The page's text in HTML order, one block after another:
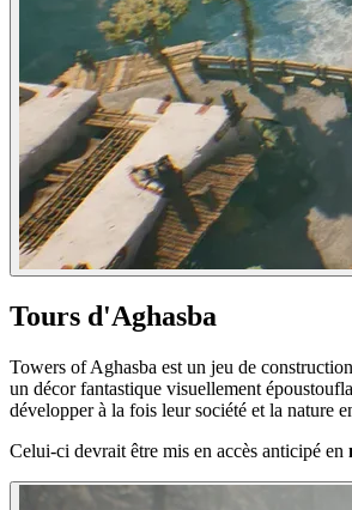
Tours d'Aghasba
Towers of Aghasba est un jeu de
un décor fantastique visuellement
développer à la fois leur société et la nature
Celui-ci devrait être mis en accès anticipé en